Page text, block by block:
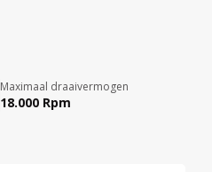
Maximaal draaivermogen
18.000 Rpm